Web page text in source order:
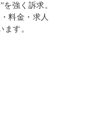
強く訴求。
料金・求人
す。